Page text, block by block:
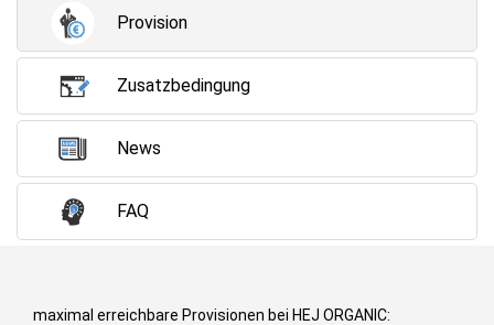
Provision
Zusatzbedingung
News
FAQ
maximal erreichbare Provisionen bei HEJ ORGANIC: